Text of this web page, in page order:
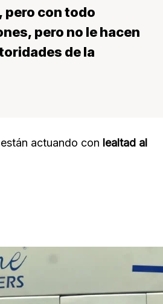
pero con todo
pero no le hacen
de la
actuando con lealtad al